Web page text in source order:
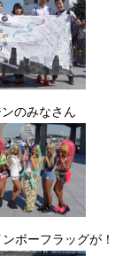
のみなさん
ボーフラッグが！